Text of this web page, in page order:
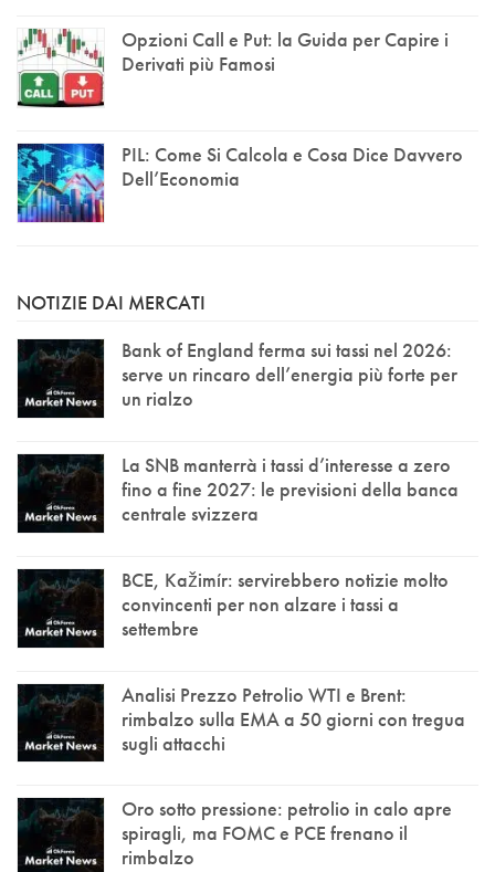
Opzioni Call e Put: la Guida per Capire i
Derivati più Famosi
PIL: Come Si Calcola e Cosa Dice Davvero
Dell’Economia
NOTIZIE DAI MERCATI
Bank of England ferma sui tassi nel 2026:
serve un rincaro dell’energia più forte per
un rialzo
La SNB manterrà i tassi d’interesse a zero
fino a fine 2027: le previsioni della banca
centrale svizzera
BCE, Kažimír: servirebbero notizie molto
convincenti per non alzare i tassi a
settembre
Analisi Prezzo Petrolio WTI e Brent:
rimbalzo sulla EMA a 50 giorni con tregua
sugli attacchi
Oro sotto pressione: petrolio in calo apre
spiragli, ma FOMC e PCE frenano il
rimbalzo